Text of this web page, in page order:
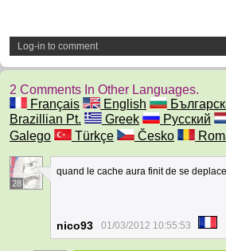
Log-in to comment
2 Comments In Other Languages.
Français
English
Brazillian Pt.
Greek Русский
Galego
Türkçe Česko
28
quand le cache aura finit de se
nico93 01/03/2012 10:55:53